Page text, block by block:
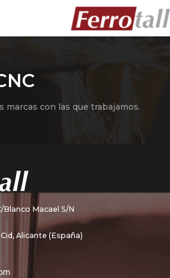
marcas con las que trabajamos.
Blanco Macael S/N
Alicante (España)